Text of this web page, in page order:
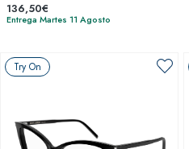
136,50€
Entrega Martes 11 Agosto
Try On